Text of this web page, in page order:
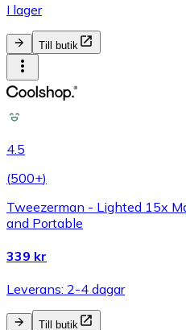
I lager
Till butik
4.5
(500+)
Tweezerman - Lighted 15x
and Portable
339 kr
Leverans: 2-4 dagar
Till butik